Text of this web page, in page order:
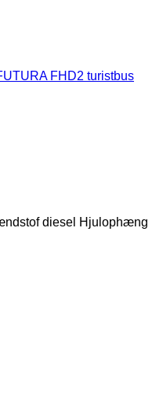
FHD2 turistbus
diesel Hjulophæng